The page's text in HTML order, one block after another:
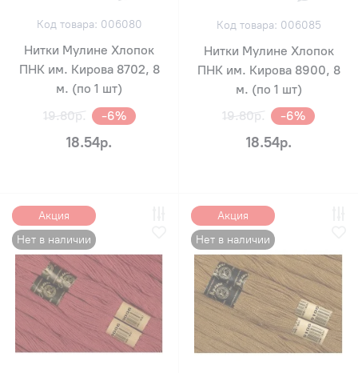
Код товара: 006080
Нитки Мулине Хлопок
ПНК им. Кирова 8702, 8
м. (по 1 шт)
19.80р.
-6%
18.54р.
Код товара: 006085
Нитки Мулине Хлопок
ПНК им. Кирова 8900, 8
м. (по 1 шт)
19.80р.
-6%
18.54р.
Акция
Нет в наличии
Акция
Нет в наличии